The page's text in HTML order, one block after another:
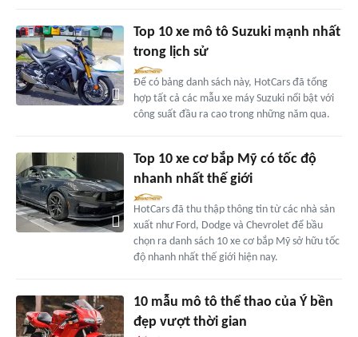
Top 10 xe mô tô Suzuki mạnh nhất
trong lịch sử
Để có bảng danh sách này, HotCars đã tổng
hợp tất cả các mẫu xe máy Suzuki nổi bật với
công suất đầu ra cao trong những năm qua.
Top 10 xe cơ bắp Mỹ có tốc độ
nhanh nhất thế giới
HotCars đã thu thập thông tin từ các nhà sản
xuất như Ford, Dodge và Chevrolet để bầu
chọn ra danh sách 10 xe cơ bắp Mỹ sở hữu tốc
độ nhanh nhất thế giới hiện nay.
10 mẫu mô tô thể thao của Ý bền
đẹp vượt thời gian